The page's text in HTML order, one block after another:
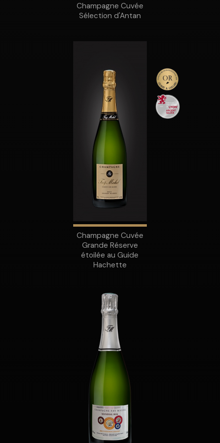
Champagne Cuvée
Sélection d'Antan
Champagne Cuvée
Grande Réserve
étoilée au Guide
Hachette